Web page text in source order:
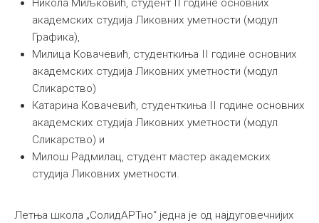
Никола Миљковић, студент II године основних
академских студија Ликовних уметности (модул
Графика),
Милица Ковачевић, студенткиња II године основних
академских студија Ликовних уметности (модул
Сликарство)
Катарина Ковачевић, студенткиња II године основних
академских студија Ликовних уметности (модул
Сликарство) и
Милош Радмилац, студент мастер академских
студија Ликовних уметности.
Летња школа „СолидАРТно“ једна је од најдуговечнијих